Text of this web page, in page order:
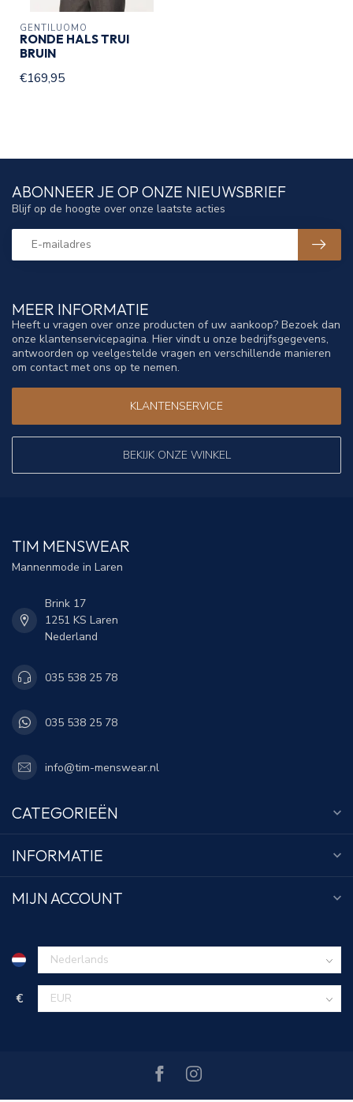
GENTILUOMO
RONDE HALS TRUI
BRUIN
€169,95
MEER INFORMATIE
Heeft u vragen over onze producten of uw aankoop? Bezoek dan
onze klantenservicepagina. Hier vindt u onze bedrijfsgegevens,
antwoorden op veelgestelde vragen en verschillende manieren
om contact met ons op te nemen.
KLANTENSERVICE
BEKIJK ONZE WINKEL
ABONNEER JE OP ONZE NIEUWSBRIEF
Blijf op de hoogte over onze laatste acties
TIM MENSWEAR
Mannenmode in Laren
Brink 17
1251 KS Laren
Nederland
035 538 25 78
035 538 25 78
info@tim-menswear.nl
CATEGORIEËN
INFORMATIE
MIJN ACCOUNT
€